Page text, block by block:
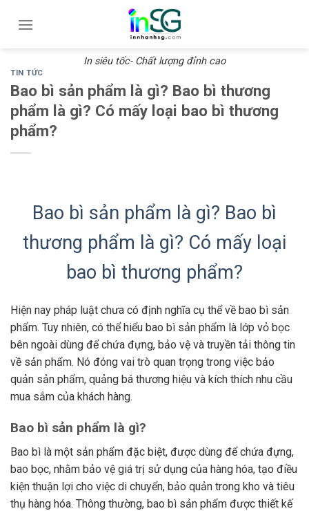
In siêu tốc- Chất lượng đỉnh cao
TIN TỨC
Bao bì sản phẩm là gì? Bao bì thương
phẩm là gì? Có mấy loại bao bì thương
phẩm?
Bao bì sản phẩm là gì? Bao bì
thương phẩm là gì? Có mấy loại
bao bì thương phẩm?
Hiện nay pháp luật chưa có định nghĩa cụ thể về bao bì sản
phẩm. Tuy nhiên, có thể hiểu bao bì sản phẩm là lớp vỏ bọc
bên ngoài dùng để chứa đựng, bảo vệ và truyền tải thông tin
về sản phẩm. Nó đóng vai trò quan trọng trong việc bảo
quản sản phẩm, quảng bá thương hiệu và kích thích nhu cầu
mua sắm của khách hàng.
Bao bì sản phẩm là gì?
Bao bì là một sản phẩm đặc biệt, được dùng để chứa đựng,
bao bọc, nhằm bảo vệ giá trị sử dụng của hàng hóa, tạo điều
kiện thuận lợi cho việc di chuyển, bảo quản trong kho và tiêu
thụ hàng hóa. Thông thường, bao bì sản phẩm được thiết kế